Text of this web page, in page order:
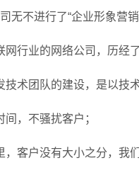
无不进行了“企业形象营
网行业的网络公司，历
技术团队的建设，是以技
，不骚扰客户；
，客户没有大小之分，我